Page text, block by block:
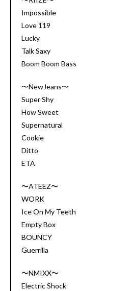
Impossible
Love 119
Lucky
Talk Saxy
Boom Boom Bass
〜NewJeans〜
Super Shy
How Sweet
Supernatural
Cookie
Ditto
ETA
〜ATEEZ〜
WORK
Ice On My Teeth
Empty Box
BOUNCY
Guerrilla
〜NMIXX〜
Electric Shock